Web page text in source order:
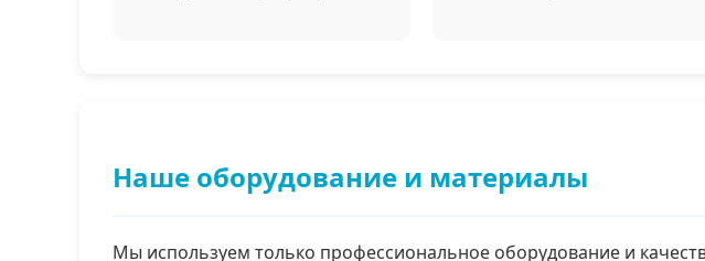
Наше оборудование и материалы
Мы используем только профессиональное оборудование и